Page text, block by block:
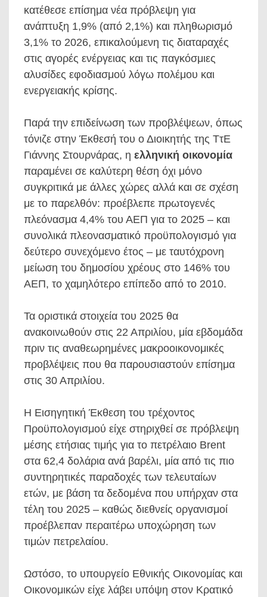
κατέθεσε επίσημα νέα πρόβλεψη για
ανάπτυξη 1,9% (από 2,1%) και πληθωρισμό
3,1% το 2026, επικαλούμενη τις διαταραχές
στις αγορές ενέργειας και τις παγκόσμιες
αλυσίδες εφοδιασμού λόγω πολέμου και
ενεργειακής κρίσης.
Παρά την επιδείνωση των προβλέψεων, όπως
τόνιζε στην Έκθεσή του ο Διοικητής της ΤτΕ
Γιάννης Στουρνάρας, η ελληνική οικονομία
παραμένει σε καλύτερη θέση όχι μόνο
συγκριτικά με άλλες χώρες αλλά και σε σχέση
με το παρελθόν: προέβλεπε πρωτογενές
πλεόνασμα 4,4% του ΑΕΠ για το 2025 – και
συνολικά πλεονασματικό προϋπολογισμό για
δεύτερο συνεχόμενο έτος – με ταυτόχρονη
μείωση του δημοσίου χρέους στο 146% του
ΑΕΠ, το χαμηλότερο επίπεδο από το 2010.
Τα οριστικά στοιχεία του 2025 θα
ανακοινωθούν στις 22 Απριλίου, μία εβδομάδα
πριν τις αναθεωρημένες μακροοικονομικές
προβλέψεις που θα παρουσιαστούν επίσημα
στις 30 Απριλίου.
Η Εισηγητική Έκθεση του τρέχοντος
Προϋπολογισμού είχε στηριχθεί σε πρόβλεψη
μέσης ετήσιας τιμής για το πετρέλαιο Brent
στα 62,4 δολάρια ανά βαρέλι, μία από τις πιο
συντηρητικές παραδοχές των τελευταίων
ετών, με βάση τα δεδομένα που υπήρχαν στα
τέλη του 2025 – καθώς διεθνείς οργανισμοί
προέβλεπαν περαιτέρω υποχώρηση των
τιμών πετρελαίου.
Ωστόσο, το υπουργείο Εθνικής Οικονομίας και
Οικονομικών είχε λάβει υπόψη στον Κρατικό